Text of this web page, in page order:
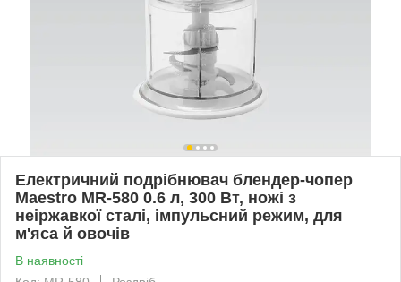
Електричний подрібнювач блендер-чопер
Maestro MR-580 0.6 л, 300 Вт, ножі з
неіржавкої сталі, імпульсний режим, для
м'яса й овочів
В наявності